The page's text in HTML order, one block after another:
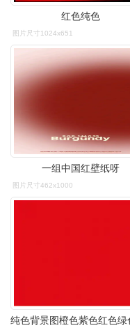
红色纯色
图片尺寸1024x651
一组中国红壁纸呀
图片尺寸462x1000